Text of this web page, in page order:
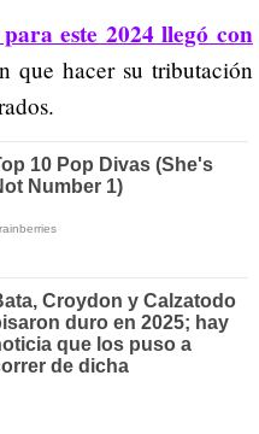
este 2024 llegó con
que hacer su tributación